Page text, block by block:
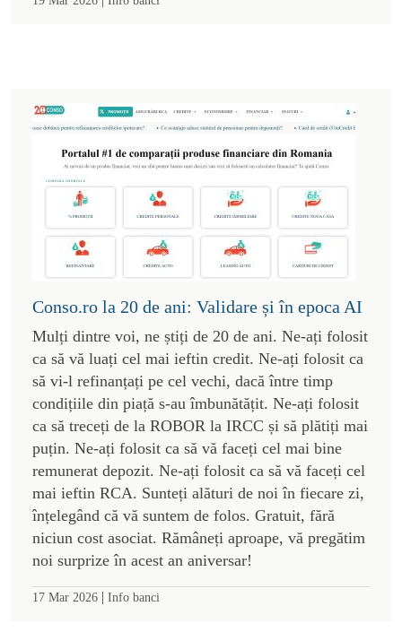
Conso.ro la 20 de ani: Validare și în epoca AI
Mulți dintre voi, ne știți de 20 de ani. Ne-ați folosit
ca să vă luați cel mai ieftin credit. Ne-ați folosit ca
să vi-l refinanțați pe cel vechi, dacă între timp
condițiile din piață s-au îmbunătățit. Ne-ați folosit
ca să treceți de la ROBOR la IRCC și să plătiți mai
puțin. Ne-ați folosit ca să vă faceți cel mai bine
remunerat depozit. Ne-ați folosit ca să vă faceți cel
mai ieftin RCA. Sunteți alături de noi în fiecare zi,
înțelegând că vă suntem de folos. Gratuit, fără
niciun cost asociat. Rămâneți aproape, vă pregătim
noi surprize în acest an aniversar!
17 Mar 2026 | Info banci